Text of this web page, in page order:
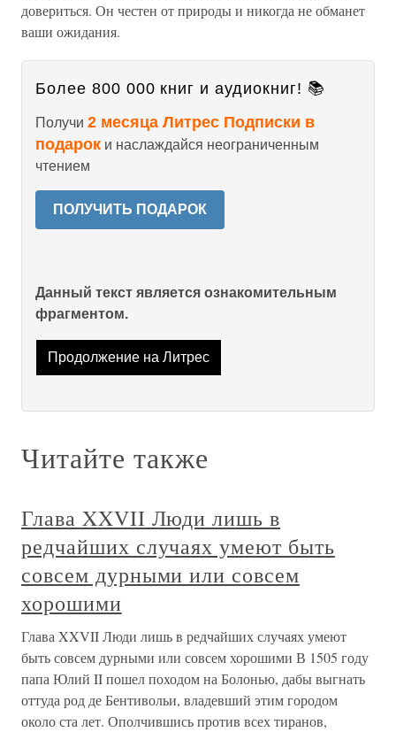
довериться. Он честен от природы и никогда не обманет
ваши ожидания.
Более 800 000 книг и аудиокниг! 📚
Получи 2 месяца Литрес Подписки в
подарок и наслаждайся неограниченным
чтением
ПОЛУЧИТЬ ПОДАРОК
Данный текст является ознакомительным
фрагментом.
Продолжение на Литрес
Читайте также
Глава XXVII Люди лишь в
редчайших случаях умеют быть
совсем дурными или совсем
хорошими
Глава XXVII Люди лишь в редчайших случаях умеют
быть совсем дурными или совсем хорошими В 1505 году
папа Юлий II пошел походом на Болонью, дабы выгнать
оттуда род де Бентивольи, владевший этим городом
около ста лет. Ополчившись против всех тиранов,